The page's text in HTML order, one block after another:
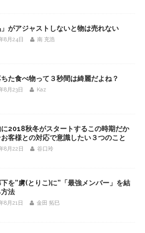
」がアジャストしないと物は売れない
8月24日 南 充浩
た食べ物って３秒間は綺麗だよね？
8月23日 Kaz
2018秋冬がスタートするこの時期だか
お客様との対応で意識したい３つのこと
8月22日 谷口玲
を”虜(とりこ)に”「最強メンバー」を結
法
8月21日 金田 拓巳